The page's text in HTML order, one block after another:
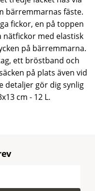
bärremmarnas fäste.
fickor, en på toppen
nätfickor med elastisk
på bärremmarna.
ett bröstband och
på plats även vid
detaljer gör dig synlig
cm - 12 L.